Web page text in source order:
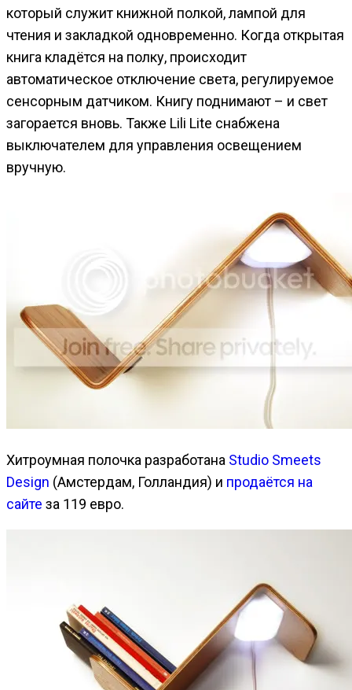
который служит книжной полкой, лампой для
чтения и закладкой одновременно. Когда открытая
книга кладётся на полку, происходит
автоматическое отключение света, регулируемое
сенсорным датчиком. Книгу поднимают – и свет
загорается вновь. Также Lili Lite снабжена
выключателем для управления освещением
вручную.
Хитроумная полочка разработана Studio Smeets
Design (Амстердам, Голландия) и продаётся на
сайте за 119 евро.